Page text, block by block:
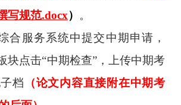
写规范.docx）
。
合服务系统中提交中期申请，
块点击“中期检查”，上传中期考
档 （论文内容直接附在中期考